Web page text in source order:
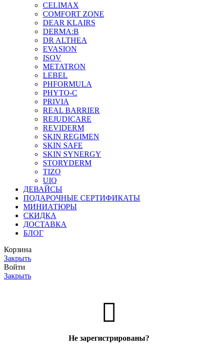
CELIMAX
COMFORT ZONE
DEAR KLAIRS
DERMA:B
DR ALTHEA
EVASION
ISOV
METATRON
LEBEL
PHFORMULA
PHYTO-C
PRIVIA
REAL BARRIER
REJUDICARE
REVIDERM
SKIN REGIMEN
SKIN SAFE
SKIN SYNERGY
STORYDERM
TIZO
UIQ
ДЕВАЙСЫ
ПОДАРОЧНЫЕ СЕРТИФИКАТЫ
МИНИАТЮРЫ
СКИДКА
ДОСТАВКА
БЛОГ
Корзина
Закрыть
Войти
Закрыть
Не зарегистрированы?